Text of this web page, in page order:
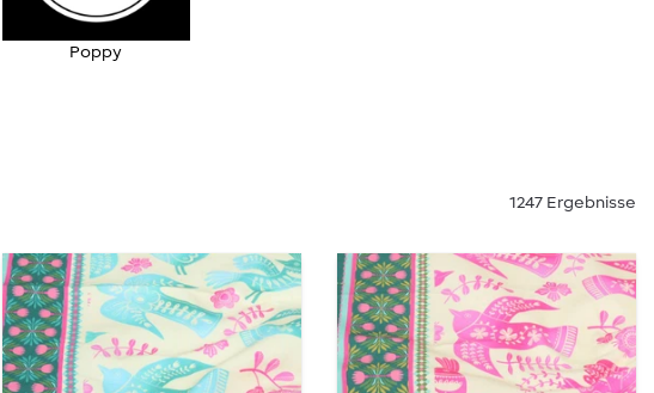
Poppy
1247 Ergebnisse